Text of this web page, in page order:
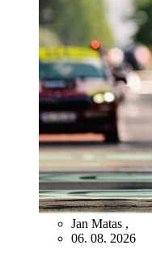
Jan Matas ,
06. 08. 2026